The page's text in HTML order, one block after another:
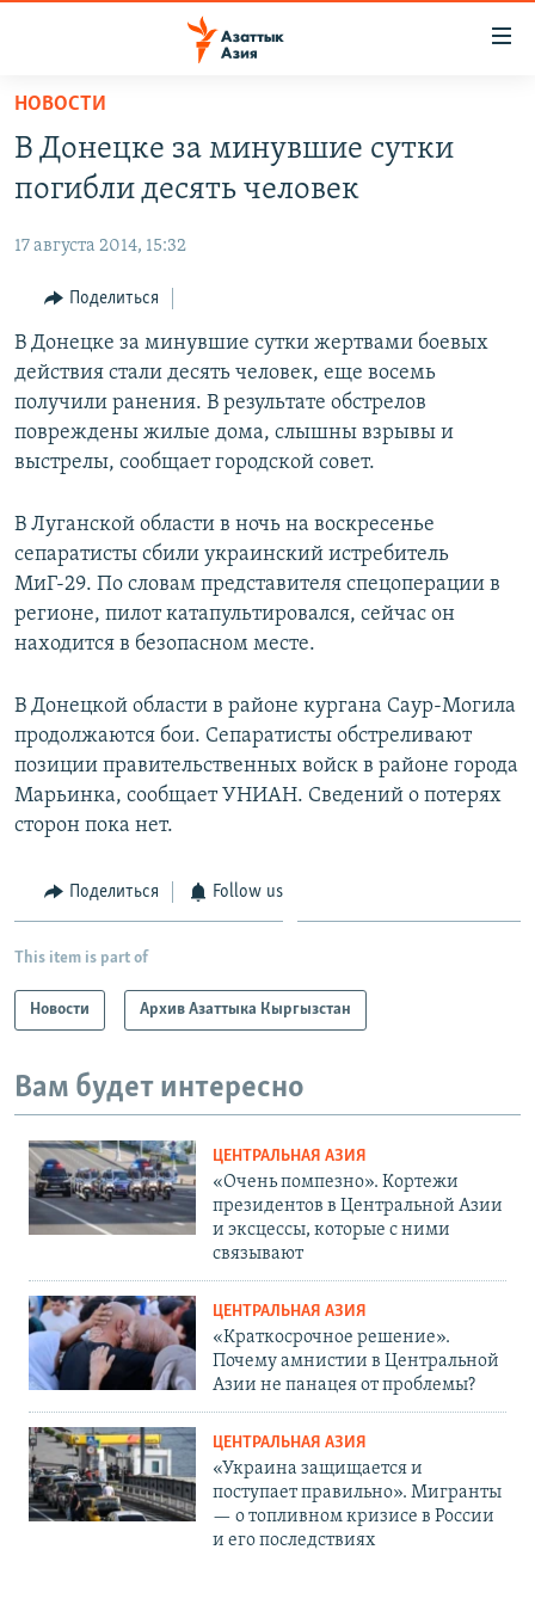
Вернуться
основному
содержанию
навигации
Вернутся
поиску
КАЗАХСТАН
УЗБЕКИСТАН
ТАДЖИКИСТАН
НОВОСТИ
НА ДРУГИХ ЯЗЫКАХ
ҚАЗАҚША
КЫРГЫЗЧА
ТОҶИКӢ
TÜRKMENÇE
Все сайты РСЕ/РС
НОВОСТИ
В Донецке за минувшие сутки
погибли десять человек
17 августа 2014, 15:32
Поделиться
В Донецке за минувшие сутки жертвами боевых
действия стали десять человек, еще восемь
получили ранения. В результате обстрелов
повреждены жилые дома, слышны взрывы и
выстрелы, сообщает городской совет.
В Луганской области в ночь на воскресенье
сепаратисты сбили украинский истребитель
МиГ-29. По словам представителя спецоперации в
регионе, пилот катапультировался, сейчас он
находится в безопасном месте.
В Донецкой области в районе кургана Саур-Могила
продолжаются бои. Сепаратисты обстреливают
позиции правительственных войск в районе города
Марьинка, сообщает УНИАН. Сведений о потерях
сторон пока нет.
Поделиться Follow us
This item is part of
Новости Архив Азаттыка Кыргызстан
Вам будет интересно
ЦЕНТРАЛЬНАЯ АЗИЯ
«Очень помпезно». Кортежи
президентов в Центральной Азии
и эксцессы, которые с ними
связывают
ЦЕНТРАЛЬНАЯ АЗИЯ
«Краткосрочное решение».
Почему амнистии в Центральной
Азии не панацея от проблемы?
ЦЕНТРАЛЬНАЯ АЗИЯ
«Украина защищается и
поступает правильно». Мигранты
— о топливном кризисе в России
и его последствиях